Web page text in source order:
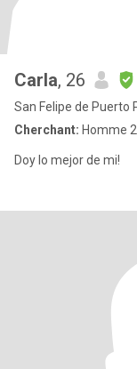
Carla, 26
San Felipe de Puerto
Cherchant: Homme
Doy lo mejor de mi!